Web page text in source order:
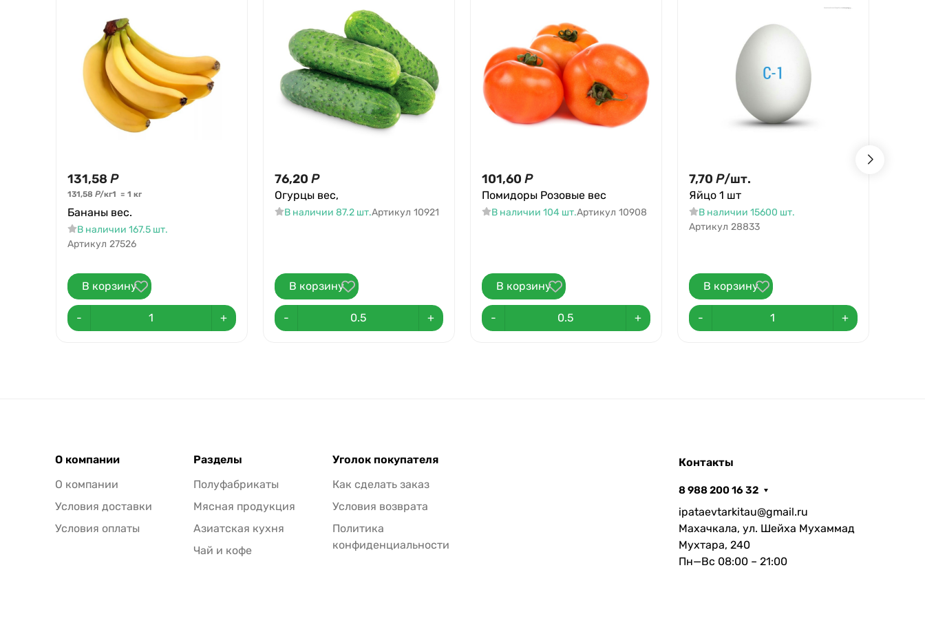
131,58 Р
131,58 Р/кг1 = 1 кг
Бананы вес.
В наличии 167.5 шт.
Артикул 27526
В корзину
- +
76,20 Р
Огурцы вес,
В наличии 87.2 шт.Артикул 10921
В корзину
- +
101,60 Р
Помидоры Розовые вес
В наличии 104 шт.Артикул 10908
В корзину
- +
7,70 Р/шт.
Яйцо 1 шт
В наличии 15600 шт.
Артикул 28833
В корзину
- +
О компании
О компании
Условия доставки
Условия оплаты
Разделы
Полуфабрикаты
Мясная продукция
Азиатская кухня
Чай и кофе
Уголок покупателя
Как сделать заказ
Условия возврата
Политика
конфиденциальности
Контакты
8 988 200 16 32
ipataevtarkitau@gmail.ru
Махачкала, ул. Шейха Мухаммад
Мухтара, 240
Пн—Вс 08:00 – 21:00